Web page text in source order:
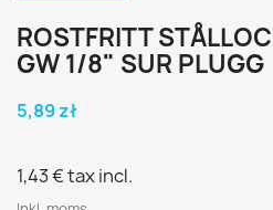
ROSTFRITT
GW 1/8" SUR PLUGG
5,89 zł
1,43 €tax incl.